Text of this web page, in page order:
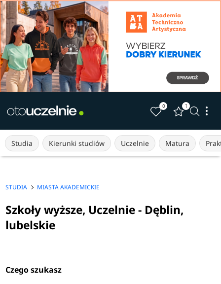
0 1
Studia Kierunki studiów Uczelnie Matura
STUDIA MIASTA AKADEMICKIE
Szkoły wyższe, Uczelnie - Dęblin,
lubelskie
Czego szukasz